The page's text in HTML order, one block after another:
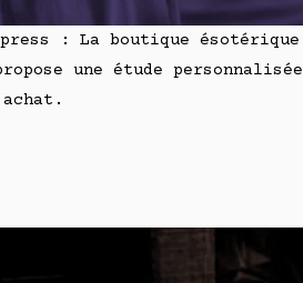
: La boutique ésotérique
une étude personnalisée